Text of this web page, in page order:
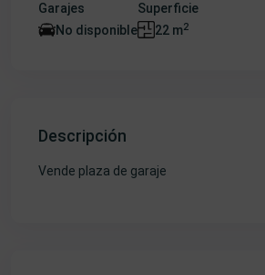
Garajes
No disponible
Superficie
22 m2
Descripción
Vende plaza de garaje